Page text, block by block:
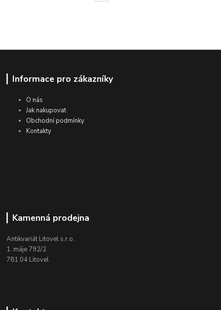
Informace pro zákazníky
O nás
Jak nakupovat
Obchodní podmínky
Kontakty
Kamenná prodejna
Antikvariát Litovel s.r.o.
1. máje 792/2
781 04 Litovel